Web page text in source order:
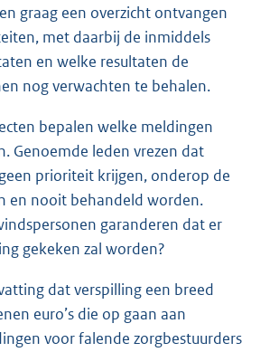
graag een overzicht ontvangen
met daarbij de inmiddels
en welke resultaten de
nog verwachten te behalen.
bepalen welke meldingen
Genoemde leden vrezen dat
prioriteit krijgen, onderop de
en nooit behandeld worden.
garanderen dat er
gekeken zal worden?
dat verspilling een breed
euro’s die op gaan aan
voor falende zorgbestuurders